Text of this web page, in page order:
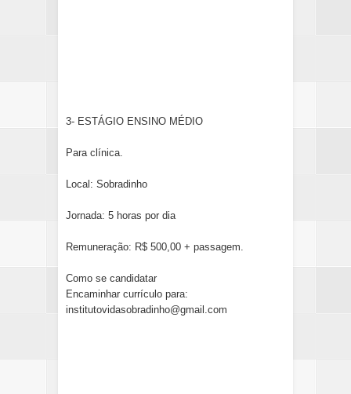
3- ESTÁGIO ENSINO MÉDIO
Para clínica.
Local: Sobradinho
Jornada: 5 horas por dia
Remuneração: R$ 500,00 + passagem.
Como se candidatar
Encaminhar currículo para:
institutovidasobradinho@gmail.com